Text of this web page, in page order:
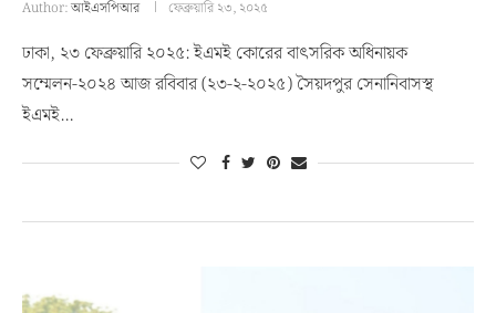
Author:আইএসপিআর ফেব্রুয়ারি ২৩, ২০২৫
ঢাকা, ২৩ ফেব্রুয়ারি ২০২৫: ইএমই কোরের বাৎসরিক অধিনায়ক
সম্মেলন-২০২৪ আজ রবিবার (২৩-২-২০২৫) সৈয়দপুর সেনানিবাসস্থ
ইএমই…